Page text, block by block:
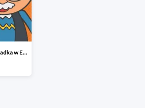
Prezenty dla Babci i Dziadka w Egmont do -25%